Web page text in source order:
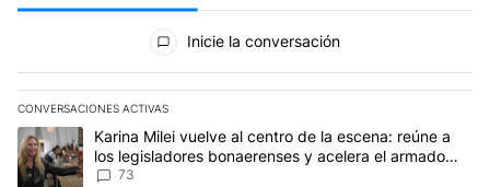
Todos los comentarios
Inicie la conversación
CONVERSACIONES ACTIVAS
Este listado muestra los artículos con más comentarios en los
Un artículo de tendencia con el título "Karina Milei vuelve al
Karina Milei vuelve al centro de la escena: reúne a
los legisladores bonaerenses y acelera el armado
para 2027
73